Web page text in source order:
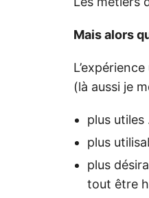
Mais alors
(là aussi je
plus
plus
plus
tout être